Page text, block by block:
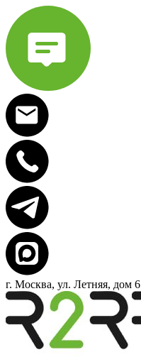
г. Москва, ул. Летняя, дом 6